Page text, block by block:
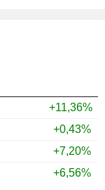
+11,36%
+0,43%
+7,20%
+6,56%